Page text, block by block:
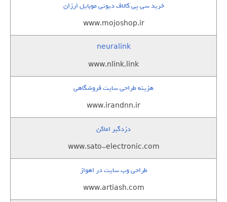
خرید سی پی کالاف دیوتی موبایل ارزان
www.mojoshop.ir
neuralink
www.nlink.link
هزینه طراحی سایت فروشگاهی
www.irandnn.ir
دزدگیر اماکن
www.sato-electronic.com
طراحی وب سایت در اهواز
www.artiash.com